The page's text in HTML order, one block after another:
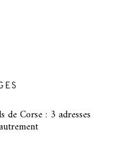
de Corse : 3 adresses